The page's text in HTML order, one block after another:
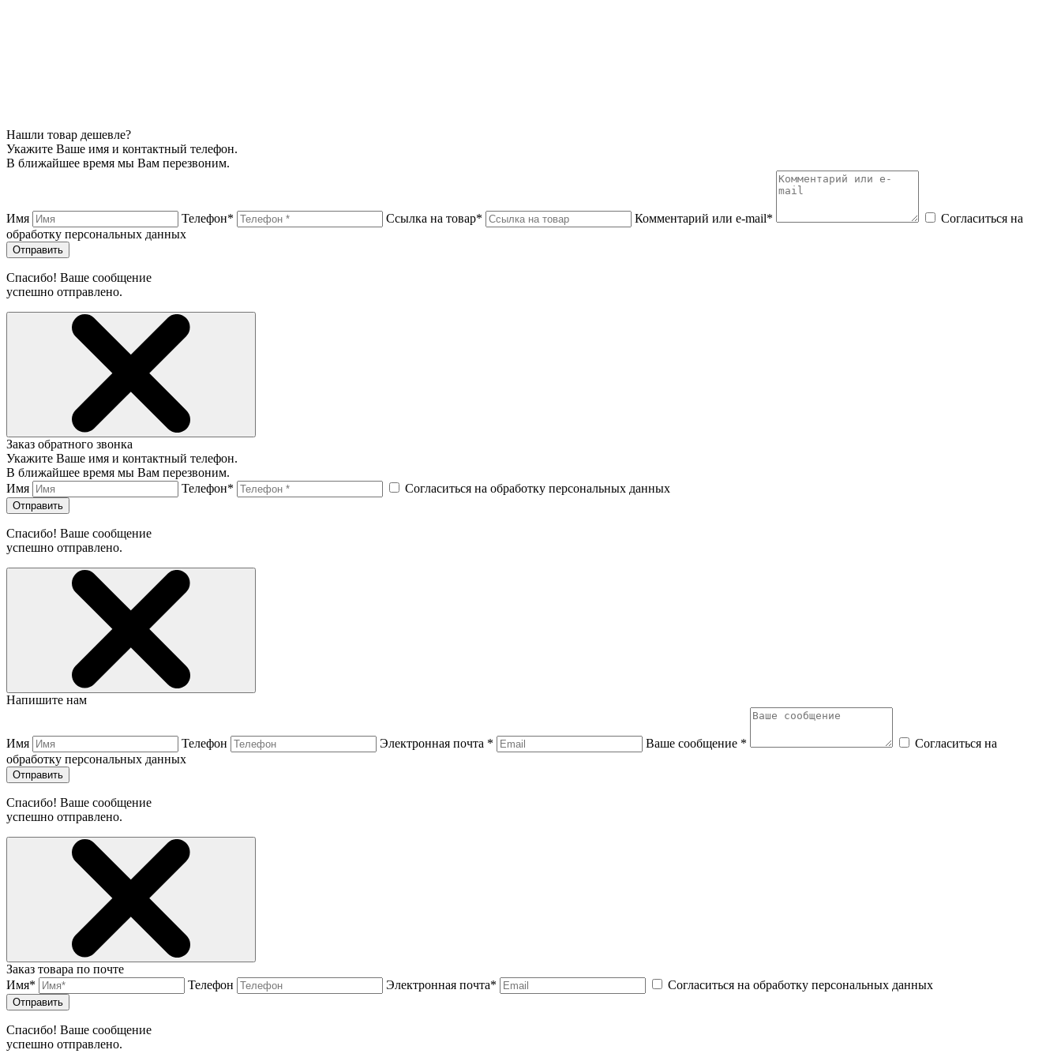
Нашли товар дешевле?
Укажите Ваше имя и контактный телефон.
В ближайшее время мы Вам перезвоним.
Имя Телефон* Ссылка на товар* Комментарий или e-mail*
Согласиться на
обработку персональных данных
Отправить
Спасибо! Ваше сообщение
успешно отправлено.
Заказ обратного звонка
Укажите Ваше имя и контактный телефон.
В ближайшее время мы Вам перезвоним.
Имя
Телефон* Согласиться на обработку персональных данных
Отправить
Спасибо! Ваше сообщение
успешно отправлено.
Напишите нам
Имя Телефон Электронная почта * Ваше сообщение *
Согласиться на
обработку персональных данных
Отправить
Спасибо! Ваше сообщение
успешно отправлено.
Заказ товара по почте
Имя*
Телефон Электронная почта* Согласиться на обработку персональных данных
Отправить
Спасибо! Ваше сообщение
успешно отправлено.